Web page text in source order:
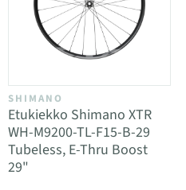
SHIMANO
Etukiekko Shimano XTR
WH-M9200-TL-F15-B-29
Tubeless, E-Thru Boost
29"